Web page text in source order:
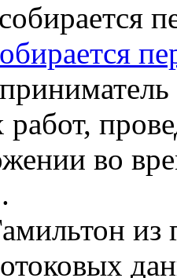
работ,
во